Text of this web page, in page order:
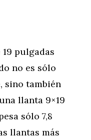
pulgadas
no es sólo
sino también
llanta 9×19
sólo 7,8
llantas más